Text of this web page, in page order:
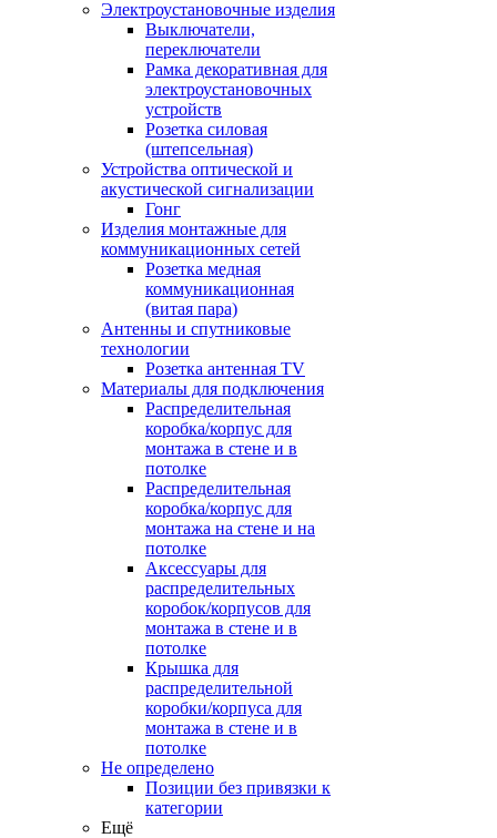
Электроустановочные изделия
Выключатели,
переключатели
Рамка декоративная для
электроустановочных
устройств
Розетка силовая
(штепсельная)
Устройства оптической и
акустической сигнализации
Гонг
Изделия монтажные для
коммуникационных сетей
Розетка медная
коммуникационная
(витая пара)
Антенны и спутниковые
технологии
Розетка антенная TV
Материалы для подключения
Распределительная
коробка/корпус для
монтажа в стене и в
потолке
Распределительная
коробка/корпус для
монтажа на стене и на
потолке
Аксессуары для
распределительных
коробок/корпусов для
монтажа в стене и в
потолке
Крышка для
распределительной
коробки/корпуса для
монтажа в стене и в
потолке
Не определено
Позиции без привязки к
категории
Ещё